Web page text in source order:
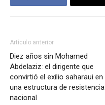
Artículo anterior
Diez años sin Mohamed
Abdelaziz: el dirigente que
convirtió el exilio saharaui en
una estructura de resistencia
nacional